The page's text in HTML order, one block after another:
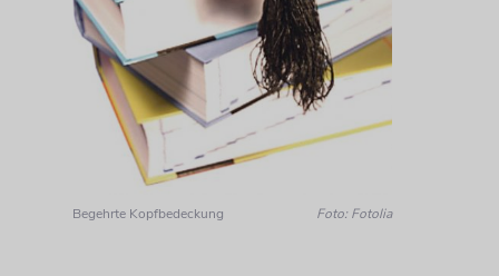
Begehrte Kopfbedeckung Foto: Fotolia